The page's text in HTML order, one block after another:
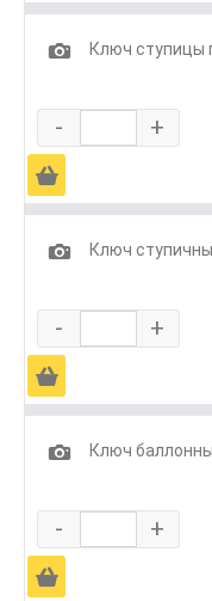
1
Ключ ступицы
- +
Ä
1
Ключ
- +
Ä
1
Ключ
- +
Ä